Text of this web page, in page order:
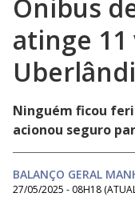
Ônibus
atinge
Ninguém ficou
acionou seguro
BALANÇO GERAL
27/05/2025 - 08H18